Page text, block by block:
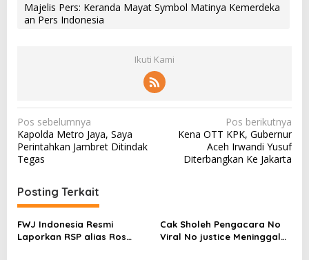
Majelis Pers: Keranda Mayat Symbol Matinya Kemerdeka
an Pers Indonesia
Ikuti Kami
N
a
v
g
a
s
Pos sebelumnya
Kapolda Metro Jaya, Saya
Perintahkan Jambret Ditindak
Tegas
Pos berikutnya
Kena OTT KPK, Gubernur
Aceh Irwandi Yusuf
Diterbangkan Ke Jakarta
Posting Terkait
FWJ Indonesia Resmi
Laporkan RSP alias Ros
Cak Sholeh Pengacara No
Viral No justice Meninggal